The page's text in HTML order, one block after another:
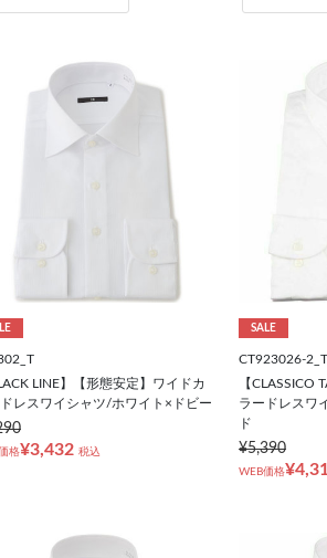
LINE】【形態安定】ワイドカ
レスワイシャツ/ホワイト×ドビー
格¥3,432 税込
SALE
CT923026-2_T
【CLASSICO
ラードレスワ
ド
¥5,390
WEB価格